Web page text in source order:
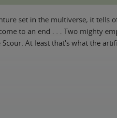
set in the multiverse, it tells
to an end . . . Two mighty
Scour. At least that's what the